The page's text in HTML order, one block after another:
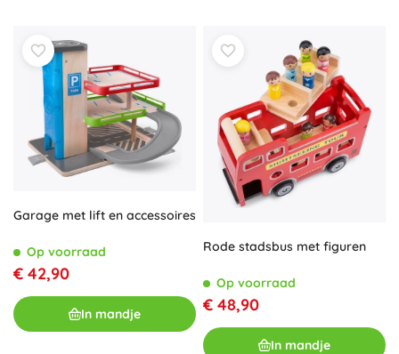
Garage met lift en accessoires
Op voorraad
€ 42,90
In mandje
Rode stadsbus met figuren
Op voorraad
€ 48,90
In mandje